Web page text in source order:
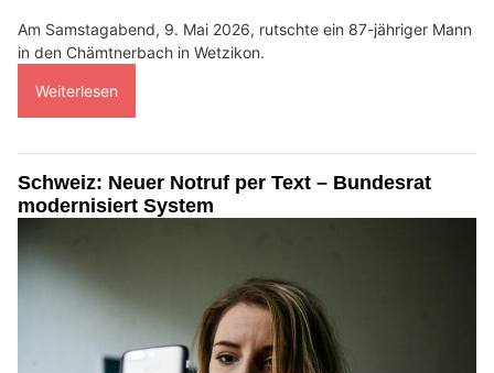
Am Samstagabend, 9. Mai 2026, rutschte ein 87-jähriger Mann
in den Chämtnerbach in Wetzikon.
Weiterlesen
Schweiz: Neuer Notruf per Text – Bundesrat
modernisiert System